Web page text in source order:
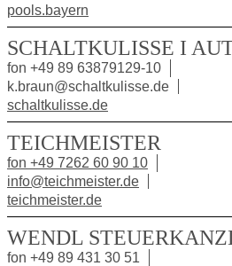
pools.bayern
SCHALTKULISSE I
fon +49 89 63879129-10
k.braun@schaltkulisse.de
schaltkulisse.de
TEICHMEISTER
fon +49 7262 60 90 10
info@teichmeister.de
teichmeister.de
WENDL
fon +49 89 431 30 51